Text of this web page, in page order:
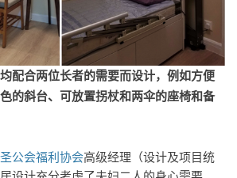
配合两位长者的需要而设计，例如方便
的斜台、可放置拐杖和两伞的座椅和备
公会福利协会高级经理（设计及项目统